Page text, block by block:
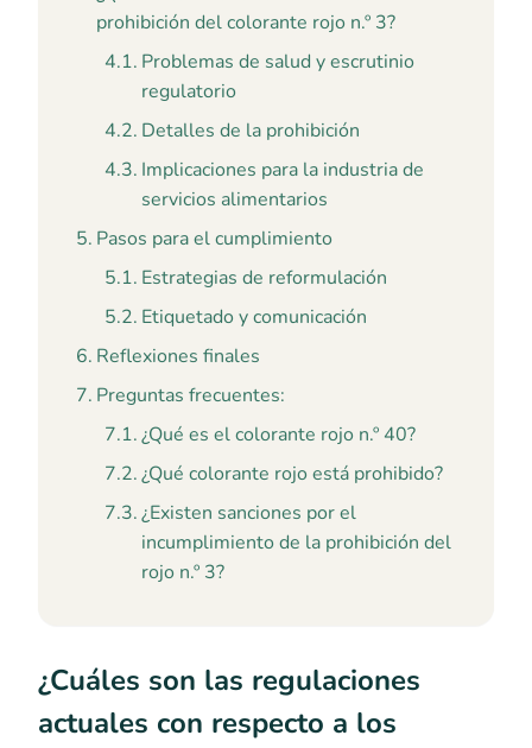
prohibición del colorante rojo n.º 3?
Problemas de salud y escrutinio
regulatorio
Detalles de la prohibición
Implicaciones para la industria de
servicios alimentarios
Pasos para el cumplimiento
Estrategias de reformulación
Etiquetado y comunicación
Reflexiones finales
Preguntas frecuentes:
¿Qué es el colorante rojo n.º 40?
¿Qué colorante rojo está prohibido?
¿Existen sanciones por el
incumplimiento de la prohibición del
rojo n.º 3?
¿Cuáles son las regulaciones
actuales con respecto a los